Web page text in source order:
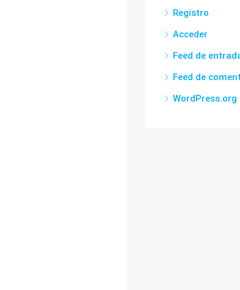
Registro
Acceder
Feed de
Feed de
WordPress.org